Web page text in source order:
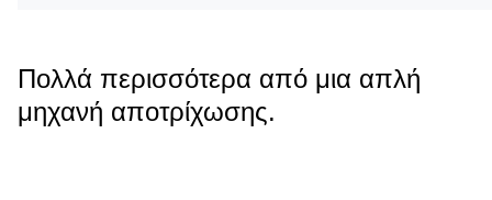
Πολλά περισσότερα από μια απλή
μηχανή αποτρίχωσης.